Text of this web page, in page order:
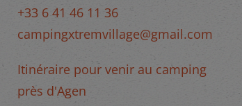
+33 6 41 46 11 36
campingxtremvillage@gmail.com
Itinéraire pour venir au camping
près d'Agen